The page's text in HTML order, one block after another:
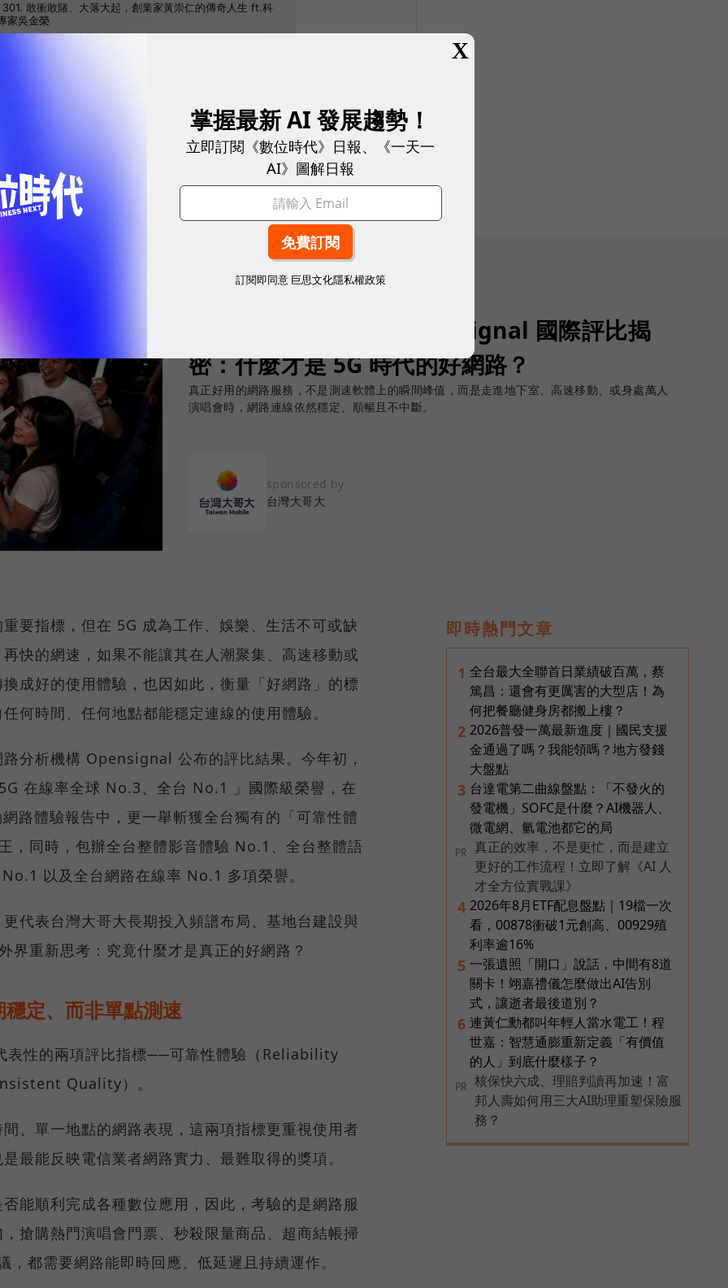
告別「極速迷思」！Opensignal 國際評比揭
密：什麼才是 5G 時代的好網路？
真正好用的網路服務，不是測速軟體上的瞬間峰值，而是走進地下室、高速移動、或身處萬人
演唱會時，網路連線依然穩定、順暢且不中斷。
sponsored by
台灣大哥大
要指標，但在 5G 成為工作、娛樂、生活不可或缺
快的網速，如果不能讓其在人潮聚集、高速移動或
成好的使用體驗，也因如此，衡量「好網路」的標
何時間、任何地點都能穩定連線的使用體驗。
分析機構 Opensignal 公布的評比結果。今年初，
在線率全球 No.3、全台 No.1 」國際級榮譽，在
路體驗報告中，更一舉斬獲全台獨有的「可靠性體
，同時，包辦全台整體影音體驗 No.1、全台整體語
以及全台網路在線率 No.1 多項榮譽。
代表台灣大哥大長期投入頻譜布局、基地台建設與
界重新思考：究竟什麼才是真正的好網路？
定、而非單點測速
性的兩項評比指標──可靠性體驗（Reliability
Quality）。
、單一地點的網路表現，這兩項指標更重視使用者
最能反映電信業者網路實力、最難取得的獎項。
能順利完成各種數位應用，因此，考驗的是網路服
搶購熱門演唱會門票、秒殺限量商品、超商結帳掃
都需要網路能即時回應、低延遲且持續運作。
即時熱門文章
1 全台最大全聯首日業績破百萬，蔡
篤昌：還會有更厲害的大型店！為
何把餐廳健身房都搬上樓？
2 2026普發一萬最新進度｜國民支援
金通過了嗎？我能領嗎？地方發錢
大盤點
3 台達電第二曲線盤點：「不發火的
發電機」SOFC是什麼？AI機器人、
微電網、氫電池都它的局
PR
真正的效率，不是更忙，而是建立
更好的工作流程！立即了解《AI 人
才全方位實戰課》
4 2026年8月ETF配息盤點｜19檔一次
看，00878衝破1元創高、00929殖
利率逾16%
5 一張遺照「開口」說話，中間有8道
關卡！翊嘉禮儀怎麼做出AI告別
式，讓逝者最後道別？
6 連黃仁勳都叫年輕人當水電工！程
世嘉：智慧通膨重新定義「有價值
的人」到底什麼樣子？
PR
核保快六成、理賠判讀再加速！富
邦人壽如何用三大AI助理重塑保險服
務？
X
掌握最新 AI 發展趨勢！
立即訂閱《數位時代》日報、《一天一
AI》圖解日報
訂閱即同意 巨思文化隱私權政策